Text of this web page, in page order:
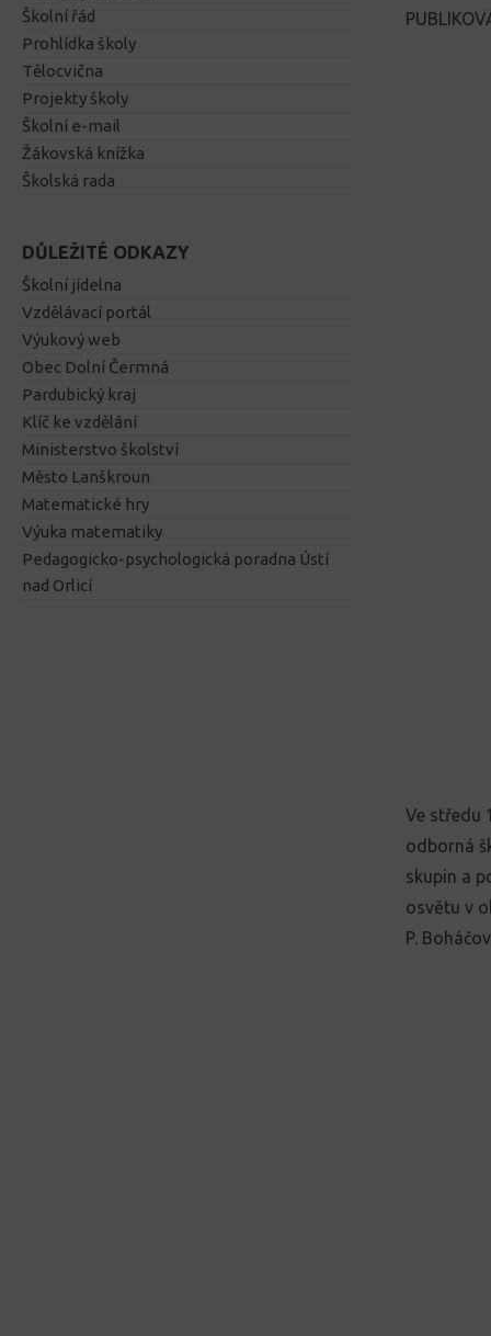
Ve středu
odborná
skupin a
osvětu v
P.
Školní řád
Prohlídka školy
Tělocvična
Projekty školy
Školní e-mail
Žákovská knížka
Školská rada
DŮLEŽITÉ ODKAZY
Školní jídelna
Vzdělávací portál
Výukový web
Obec Dolní Čermná
Pardubický kraj
Klíč ke vzdělání
Ministerstvo školství
Město Lanškroun
Matematické hry
Výuka matematiky
Pedagogicko-psychologická poradna Ústí
nad Orlicí